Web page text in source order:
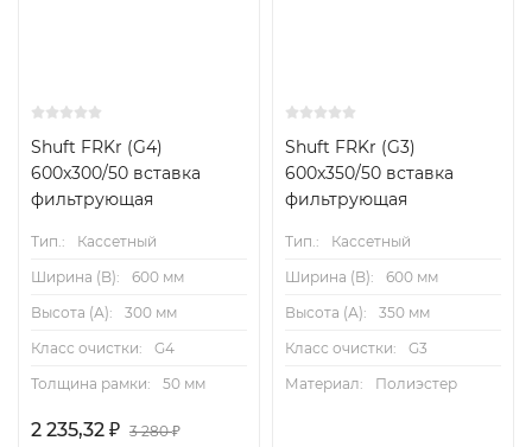
Shuft FRKr (G4)
600x300/50 вставка
фильтрующая
Тип.:
Кассетный
Ширина (B):
600 мм
Высота (А):
300 мм
Класс очистки:
G4
Толщина рамки:
50 мм
2 235,32 ₽ 3 280₽
Shuft FRKr (G3)
600x350/50 вставка
фильтрующая
Тип.:
Кассетный
Ширина (B):
600 мм
Высота (А):
350 мм
Класс очистки:
G3
Материал:
Полиэстер